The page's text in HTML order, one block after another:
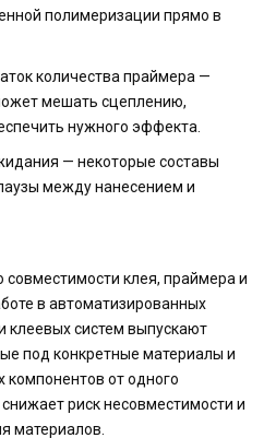
полимеризации прямо в
количества праймера —
мешать сцеплению,
нужного эффекта.
— некоторые составы
между нанесением и
клея, праймера и
в автоматизированных
клеевых систем выпускают
под конкретные материалы и
компонентов от одного
риск несовместимости и
материалов.